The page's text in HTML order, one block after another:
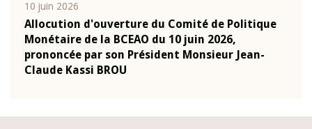
10 juin 2026
Allocution d'ouverture du Comité de Politique
Monétaire de la BCEAO du 10 juin 2026,
prononcée par son Président Monsieur Jean-
Claude Kassi BROU